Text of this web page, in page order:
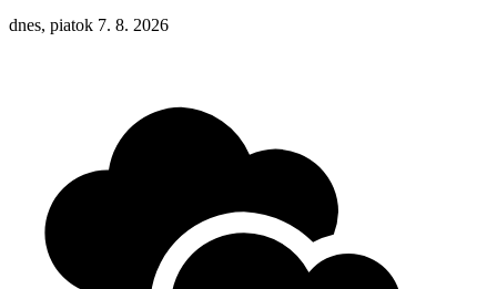
dnes, piatok 7. 8. 2026